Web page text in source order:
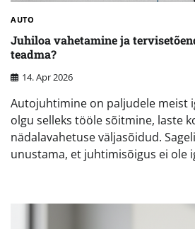
AUTO
Juhiloa vahetamine ja
teadma?
14. Apr 2026
Autojuhtimine on paljudele meist
olgu selleks tööle sõitmine, laste
nädalavahetuse väljasõidud.
unustama, et juhtimisõigus ei ole